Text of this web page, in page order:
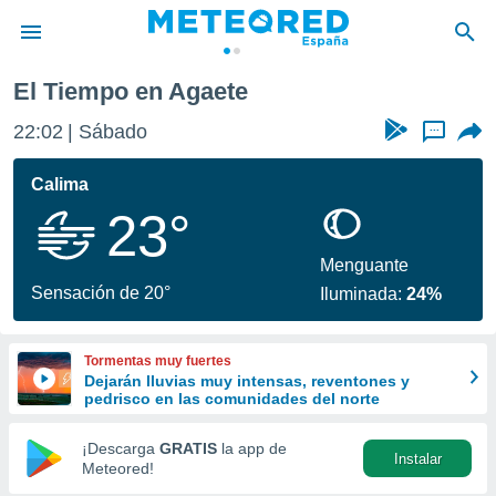
de
por
que se
calidad.
a este
las
y
forma
digital
basada
El Tiempo en Agaete
22:02 Sábado ...
Calima
23°
Sensación de 20°
Menguante
Iluminada:24%
Tormentas muy fuertes
Dejarán lluvias muy intensas, reventones y
pedrisco en las comunidades del norte
¡Descarga GRATIS la app de
Meteored!
Instalar